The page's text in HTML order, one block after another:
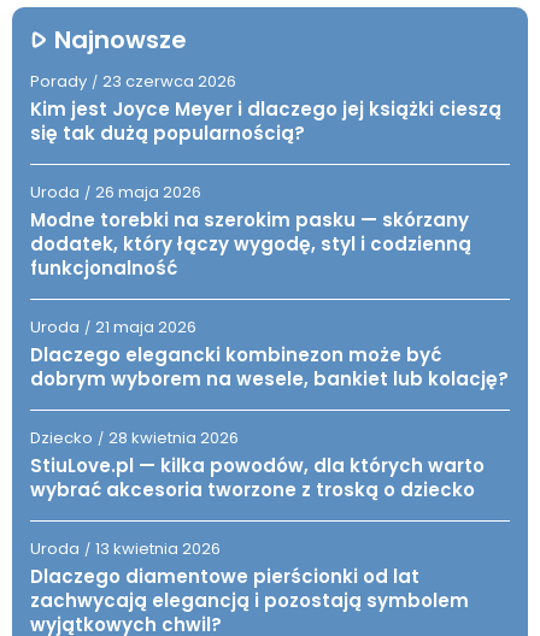
Najnowsze
Porady / 23 czerwca 2026
Kim jest Joyce Meyer i dlaczego jej książki cieszą
się tak dużą popularnością?
Uroda / 26 maja 2026
Modne torebki na szerokim pasku — skórzany
dodatek, który łączy wygodę, styl i codzienną
funkcjonalność
Uroda / 21 maja 2026
Dlaczego elegancki kombinezon może być
dobrym wyborem na wesele, bankiet lub kolację?
Dziecko / 28 kwietnia 2026
StiuLove.pl — kilka powodów, dla których warto
wybrać akcesoria tworzone z troską o dziecko
Uroda / 13 kwietnia 2026
Dlaczego diamentowe pierścionki od lat
zachwycają elegancją i pozostają symbolem
wyjątkowych chwil?